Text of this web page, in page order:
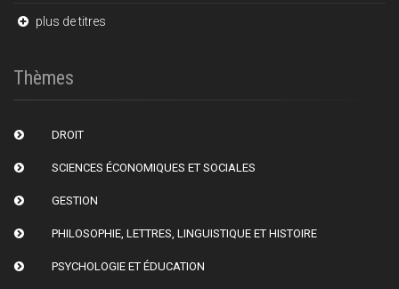
plus de titres
Thèmes
DROIT
SCIENCES ÉCONOMIQUES ET SOCIALES
GESTION
PHILOSOPHIE, LETTRES, LINGUISTIQUE ET HISTOIRE
PSYCHOLOGIE ET ÉDUCATION